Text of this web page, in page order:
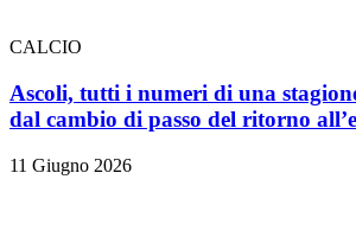
CALCIO
Ascoli, tutti i numeri di una
dal cambio di passo del ritorno
11 Giugno 2026